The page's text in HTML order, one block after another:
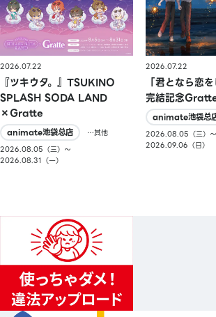
2026.07.22
『ツキウタ。』TSUKINO
SPLASH SODA LAND
×Gratte
animate池袋总店
…其他
2026.08.05（三）〜
2026.08.31（一）
2026.07.22
「君となら恋を
完結記念
animate池袋总
2026.08.05（三）〜
2026.09.06（日）